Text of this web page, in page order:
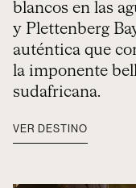
blancos en las
y Plettenberg
auténtica que
la imponente
sudafricana.
VER DESTINO